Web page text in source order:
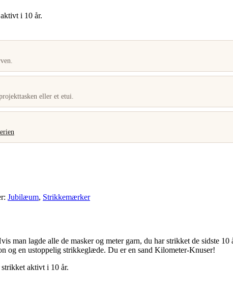
i 10 år.
eller et etui.
Jubilæum, Strikkemærker
man lagde alle de masker og meter garn, du har strikket de sidste
og en ustoppelig strikkeglæde. Du er en sand Kilometer-Knuser!
aktivt i 10 år.